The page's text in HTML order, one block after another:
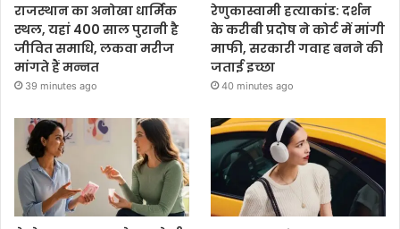
राजस्थान का अनोखा धार्मिक
स्थल, यहां 400 साल पुरानी है
जीवित समाधि, लकवा मरीज
मांगते हैं मन्नत
39 minutes ago
रेणुकास्वामी हत्याकांड: दर्शन
के करीबी प्रदोष ने कोर्ट में मांगी
माफी, सरकारी गवाह बनने की
जताई इच्छा
40 minutes ago